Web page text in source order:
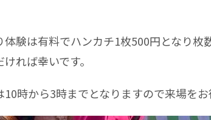
体験は有料でハンカチ1枚500円となり枚
れば幸いです。
10時から3時までとなりますので来場をお